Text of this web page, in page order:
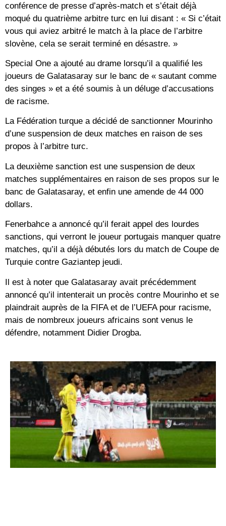
conférence de presse d’après-match et s’était déjà
moqué du quatrième arbitre turc en lui disant : « Si c’était
vous qui aviez arbitré le match à la place de l’arbitre
slovène, cela se serait terminé en désastre. »
Special One a ajouté au drame lorsqu’il a qualifié les
joueurs de Galatasaray sur le banc de « sautant comme
des singes » et a été soumis à un déluge d’accusations
de racisme.
La Fédération turque a décidé de sanctionner Mourinho
d’une suspension de deux matches en raison de ses
propos à l’arbitre turc.
La deuxième sanction est une suspension de deux
matches supplémentaires en raison de ses propos sur le
banc de Galatasaray, et enfin une amende de 44 000
dollars.
Fenerbahce a annoncé qu’il ferait appel des lourdes
sanctions, qui verront le joueur portugais manquer quatre
matches, qu’il a déjà débutés lors du match de Coupe de
Turquie contre Gaziantep jeudi.
Il est à noter que Galatasaray avait précédemment
annoncé qu’il intenterait un procès contre Mourinho et se
plaindrait auprès de la FIFA et de l’UEFA pour racisme,
mais de nombreux joueurs africains sont venus le
défendre, notamment Didier Drogba.